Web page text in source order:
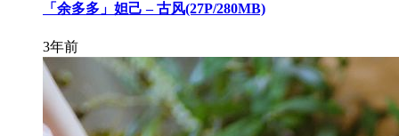
「余多多」妲己 – 古风(27P/280MB)
3年前